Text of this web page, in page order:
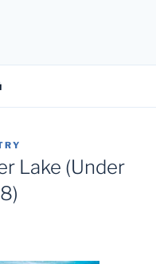
Lake (Under